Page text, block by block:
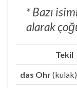
* Bazı
alarak
Tekil
das Ohr(kulak)